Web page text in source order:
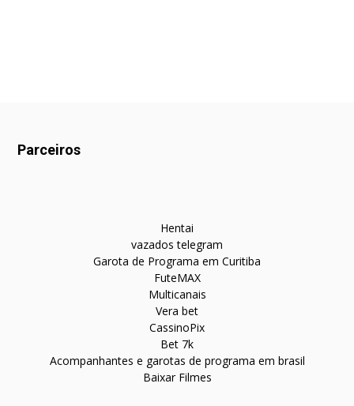
Parceiros
Hentai
vazados telegram
Garota de Programa em Curitiba
FuteMAX
Multicanais
Vera bet
CassinoPix
Bet 7k
Acompanhantes e garotas de programa em brasil
Baixar Filmes